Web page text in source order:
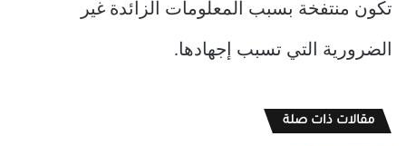
تكون منتفخة بسبب المعلومات الزائدة غير
الضرورية التي تسبب إجهادها.
مقالات ذات صلة